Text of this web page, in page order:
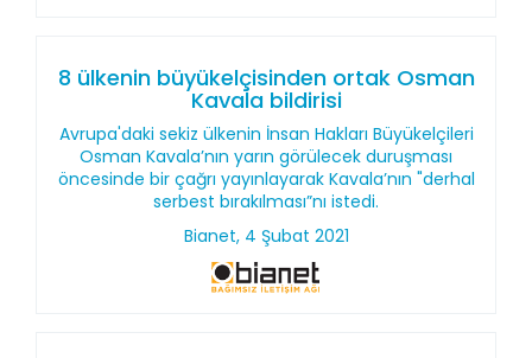
8 ülkenin büyükelçisinden ortak Osman
Kavala bildirisi
Avrupa'daki sekiz ülkenin İnsan Hakları Büyükelçileri
Osman Kavala’nın yarın görülecek duruşması
öncesinde bir çağrı yayınlayarak Kavala’nın "derhal
serbest bırakılması”nı istedi.
Bianet, 4 Şubat 2021